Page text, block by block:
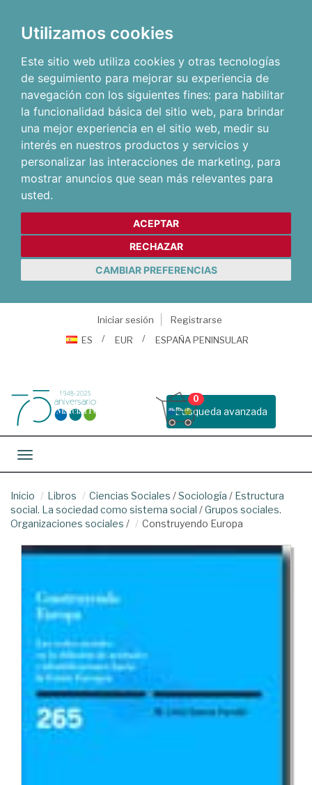
Utilizamos cookies
Este sitio web utiliza cookies y otras tecnologías
de seguimiento para mejorar su experiencia de
navegación con los siguientes fines: para habilitar
la funcionalidad básica del sitio web, para brindar
una mejor experiencia en el sitio web, medir su
interés en nuestros productos y servicios y
personalizar las interacciones de marketing, para
mostrar anuncios que sean más relevantes para
usted.
ACEPTAR
RECHAZAR
CAMBIAR PREFERENCIAS
Iniciar sesión
Registrarse
ES
EUR ESPAÑA PENINSULAR
Busqueda avanzada
0
Toggle navigation
Inicio Libros Ciencias Sociales /Sociología / Estructura
social. La sociedad como sistema social /Grupos sociales.
Organizaciones sociales / Construyendo Europa